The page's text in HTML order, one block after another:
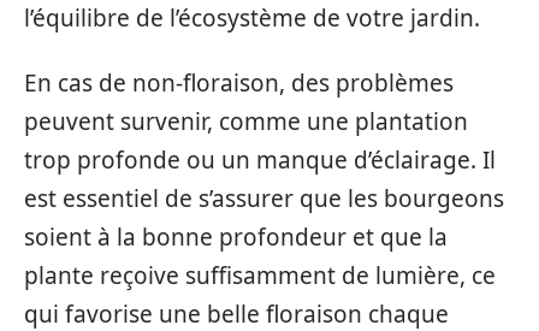
l’équilibre de l’écosystème de votre jardin.
En cas de non-floraison, des problèmes
peuvent survenir, comme une plantation
trop profonde ou un manque d’éclairage. Il
est essentiel de s’assurer que les bourgeons
soient à la bonne profondeur et que la
plante reçoive suffisamment de lumière, ce
qui favorise une belle floraison chaque